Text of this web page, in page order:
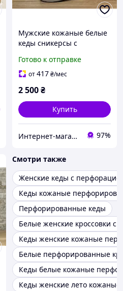
Мужские кожаные белые
кеды сникерсы с
Hilfiger
Готово к отправке
от417₴/мес
2 500₴
Купить
Интернет-магазин «Step Master» 97%
Смотри также
Женские кеды с
Кеды кожаные
Перфорированные кеды
Белые женские кроссовки с
Кеды женские кожаные
Белые перфорированные
Кеды белые кожаные
Кеды женские лето